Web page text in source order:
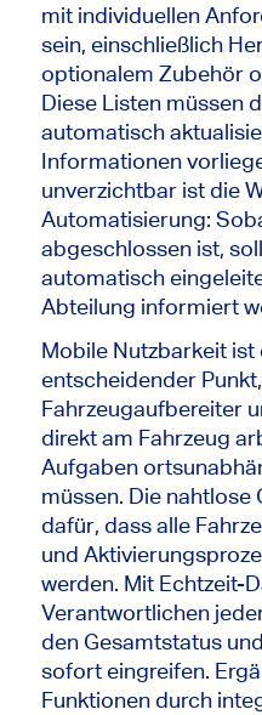
mit individuellen
sein, einschließlich
optionalem Zubehör
Diese Listen müssen
automatisch
Informationen
unverzichtbar ist die
Automatisierung:
abgeschlossen ist,
automatisch
Abteilung informiert
Mobile Nutzbarkeit ist
entscheidender
Fahrzeugaufbereiter
direkt am Fahrzeug
Aufgaben
müssen. Die
dafür, dass alle
und
werden. Mit Echtzeit-
Verantwortlichen
den Gesamtstatus
sofort eingreifen.
Funktionen durch